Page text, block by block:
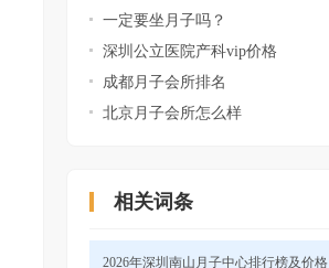
一定要坐月子吗？
深圳公立医院产科vip价格
成都月子会所排名
北京月子会所怎么样
相关词条
2026年深圳南山月子中心排行榜及价格